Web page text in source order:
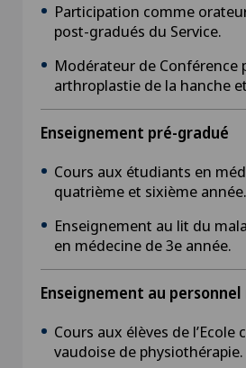
Participation comme
post-gradués du Service.
Modérateur de Conférence
arthroplastie de la hanche
Enseignement pré-gradué
Cours aux étudiants en
quatrième et sixième année.
Enseignement au lit du
en médecine de 3e année.
Enseignement au
Cours aux élèves de l’Ecole
vaudoise de physiothérapie.